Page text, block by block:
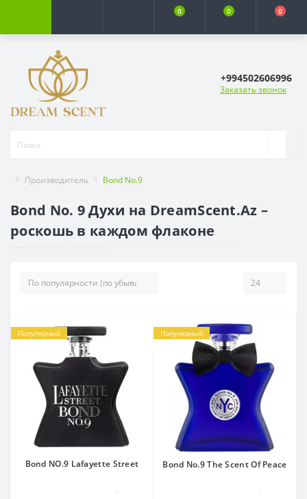
0 0 0
+994502606996
Заказать звонок
Производитель Bond No.9
Bond No. 9 Духи на DreamScent.Az –
роскошь в каждом флаконе
Популярный
Bond NO.9 Lafayette Street
Популярный
Bond No.9 The Scent Of Peace